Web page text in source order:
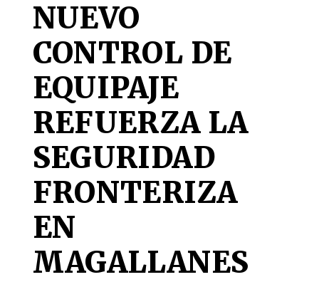
NUEVO
CONTROL DE
EQUIPAJE
REFUERZA LA
SEGURIDAD
FRONTERIZA
EN
MAGALLANES